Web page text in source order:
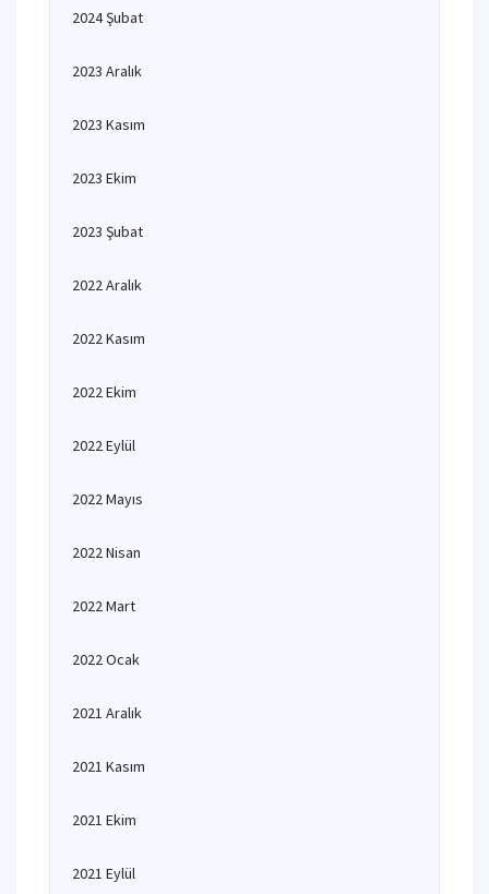
2024 Şubat
2023 Aralık
2023 Kasım
2023 Ekim
2023 Şubat
2022 Aralık
2022 Kasım
2022 Ekim
2022 Eylül
2022 Mayıs
2022 Nisan
2022 Mart
2022 Ocak
2021 Aralık
2021 Kasım
2021 Ekim
2021 Eylül